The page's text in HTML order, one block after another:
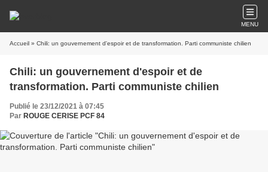
MENU
Accueil » Chili: un gouvernement d'espoir et de transformation. Parti communiste chilien
Chili: un gouvernement d'espoir et de
transformation. Parti communiste chilien
Publié le 23/12/2021 à 07:45
Par ROUGE CERISE PCF 84